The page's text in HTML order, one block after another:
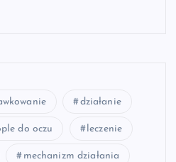
działanie
do oczu leczenie
mechanizm działania